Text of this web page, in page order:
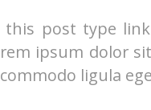
this post type
ipsum dolor
ligula